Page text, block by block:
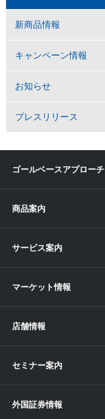
新商品情報
キャンペーン情報
お知らせ
プレスリリース
ゴールベースアプローチ
αポート
商品案内
欧米株
ETF・ETN・REIT
ラップサービス
新商品情報
サービス案内
取引ツール
各種お手続き
マーケット情報
店舗情報
近畿
セミナー案内
外国証券情報